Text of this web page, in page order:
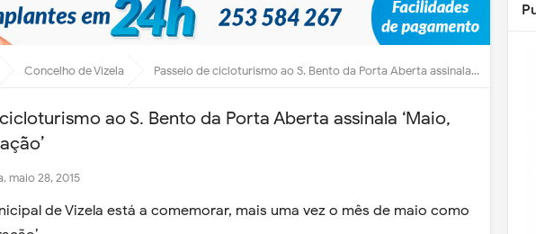
Concelho de Vizela Passeio de cicloturismo ao S. Bento da Porta Aberta assinala ‘Maio, mês do coração’
ao S. Bento da Porta Aberta assinala ‘Maio,
maio 28, 2015
de Vizela está a comemorar, mais uma vez o mês de maio como